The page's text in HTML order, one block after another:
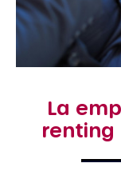
La
renting